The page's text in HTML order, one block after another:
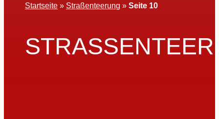
Startseite » Straßenteerung »Seite 10